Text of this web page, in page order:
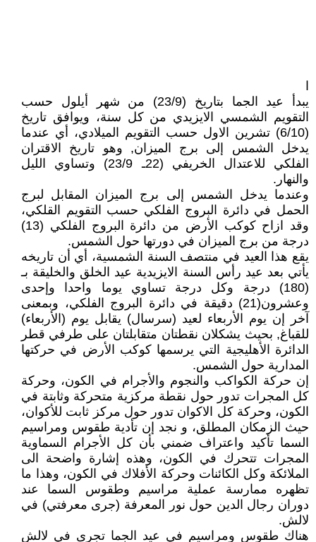
يبدأ عيد الجما بتاريخ (23/9) من شهر أيلول حسب
التقويم الشمسي الايزيدي من كل سنة، ويوافق تاريخ
(6/10) تشرين الاول حسب التقويم الميلادي، أي عندما
يدخل الشمس إلى برج الميزان, وهو تاريخ الاقتران
الفلكي للاعتدال الخريفي (22ـ 23/9) وتساوي الليل
والنهار.
وعندما يدخل الشمس إلى برج الميزان المقابل لبرج
الحمل في دائرة البروج الفلكي حسب التقويم القلكي،
وقد ازاح كوكب الأرض من دائرة البروج الفلكي (13)
درجة من برج الميزان في دورتها حول الشمس.
يقع هذا العيد في منتصف السنة الشمسية، أي أن تاريخه
يأتي بعد عيد رأس السنة الايزيدية عيد الخلق والخليقة بـ
(180) درجة وكل درجة تساوي يوما واحدا وإحدى
وعشرون(21) دقيقة في دائرة البروج الفلكي، وبمعنى
آخر إن يوم الأربعاء لعيد (سرسال) يقابل يوم (الأربعاء)
للقباغ, بحيث يشكلان نقطتان متقابلتان على طرفي قطر
الدائرة الأهليجية التي يرسمها كوكب الأرض في حركتها
المدارية حول الشمس.
إن حركة الكواكب والنجوم والأجرام في الكون، وحركة
كل المجرات تدور حول نقطة مركزية متحركة وثابتة في
الكون، وحركة كل الاكوان تدور حول مركز ثابت للأكوان،
حيث الزمكان المطلق، و نجد إن تأدية طقوس ومراسيم
السما تأكيد واعتراف ضمني بأن كل الأجرام السماوية
المجرات تتحرك في الكون، وهذه إشارة واضحة الى
الملائكة وكل الكائنات وحركة الأفلاك في الكون، وهذا ما
تظهره ممارسة عملية مراسيم وطقوس السما عند
دوران رجال الدين حول نور المعرفة (جرى معرفتي) في
لالش.
هناك طقوس ومراسيم في عيد الجما تجرى في لالش